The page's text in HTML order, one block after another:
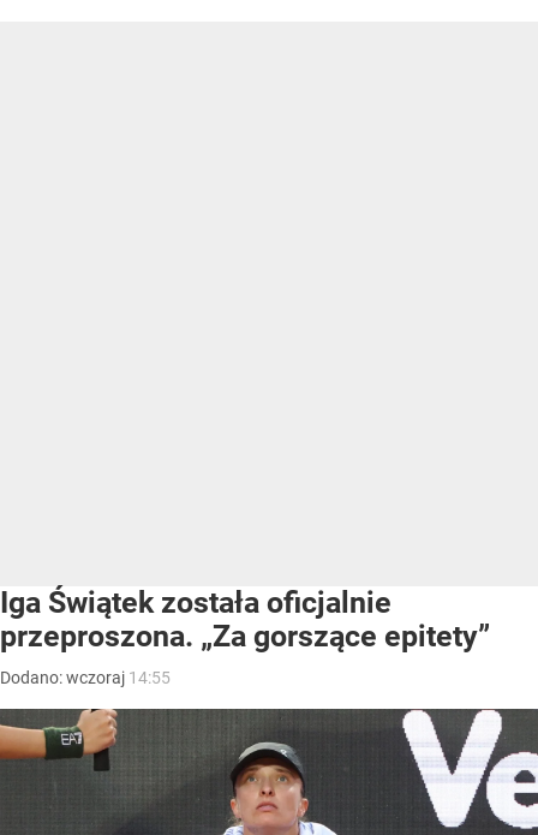
Iga Świątek została oficjalnie
przeproszona. „Za gorszące epitety”
Dodano:wczoraj 14:55